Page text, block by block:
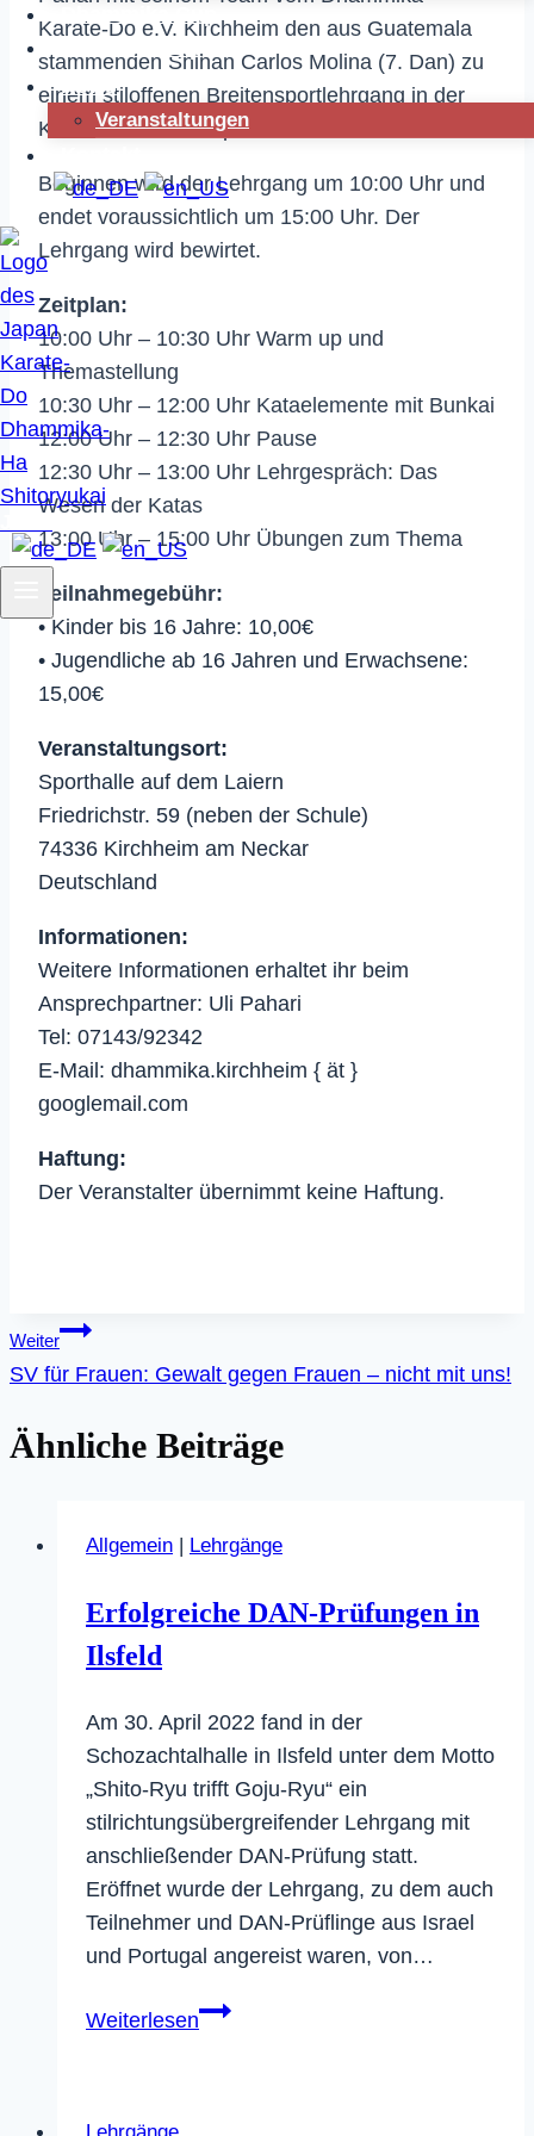
Dhammika Cup
Sommercamp
News
Veranstaltungen
Karate-Do e.V. Kirchheim den aus Guatemala
stammenden Shihan Carlos Molina (7. Dan) zu
einem stiloffenen Breitensportlehrgang in der
Kirchheimer Schulsporthalle.
Beginnen wird der Lehrgang um 10:00 Uhr und
endet voraussichtlich um 15:00 Uhr. Der
Lehrgang wird bewirtet.
Zeitplan:
10:00 Uhr – 10:30 Uhr Warm up und
Themastellung
10:30 Uhr – 12:00 Uhr Kataelemente mit Bunkai
12:00 Uhr – 12:30 Uhr Pause
12:30 Uhr – 13:00 Uhr Lehrgespräch: Das
Wesen der Katas
13:00 Uhr – 15:00 Uhr Übungen zum Thema
Teilnahmegebühr:
• Kinder bis 16 Jahre: 10,00€
• Jugendliche ab 16 Jahren und Erwachsene:
15,00€
Veranstaltungsort:
Sporthalle auf dem Laiern
Friedrichstr. 59 (neben der Schule)
74336 Kirchheim am Neckar
Deutschland
Informationen:
Weitere Informationen erhaltet ihr beim
Ansprechpartner: Uli Pahari
Tel: 07143/92342
E-Mail: dhammika.kirchheim { ät }
googlemail.com
Haftung:
Der Veranstalter übernimmt keine Haftung.
Beitragsnavigation
Weiter
SV für Frauen: Gewalt gegen Frauen – nicht mit uns!
Ähnliche Beiträge
Allgemein | Lehrgänge
Erfolgreiche DAN-Prüfungen in
Ilsfeld
Am 30. April 2022 fand in der
Schozachtalhalle in Ilsfeld unter dem Motto
„Shito-Ryu trifft Goju-Ryu“ ein
stilrichtungsübergreifender Lehrgang mit
anschließender DAN-Prüfung statt.
Eröffnet wurde der Lehrgang, zu dem auch
Teilnehmer und DAN-Prüflinge aus Israel
und Portugal angereist waren, von…
WeiterlesenErfolgreiche